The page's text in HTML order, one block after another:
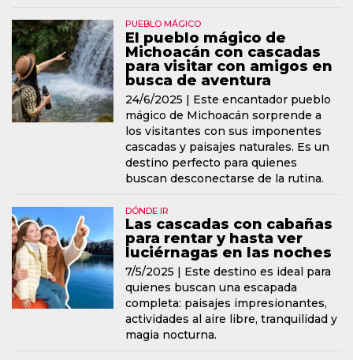
PUEBLO MÁGICO
El pueblo mágico de
Michoacán con cascadas
para visitar con amigos en
busca de aventura
24/6/2025 | Este encantador pueblo
mágico de Michoacán sorprende a
los visitantes con sus imponentes
cascadas y paisajes naturales. Es un
destino perfecto para quienes
buscan desconectarse de la rutina.
DÓNDE IR
Las cascadas con cabañas
para rentar y hasta ver
luciérnagas en las noches
7/5/2025 | Este destino es ideal para
quienes buscan una escapada
completa: paisajes impresionantes,
actividades al aire libre, tranquilidad y
magia nocturna.